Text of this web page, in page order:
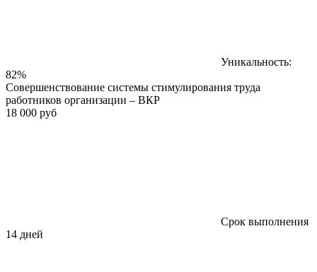
Уникальность:
82%
Совершенствование системы стимулирования труда
работников организации – ВКР
18 000 руб
Срок выполнения
14 дней